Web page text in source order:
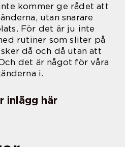
kommer ge rådet att
utan snarare
För det är ju inte
rutiner som sliter på
då och då utan att
det är något för våra
i.
inlägg här